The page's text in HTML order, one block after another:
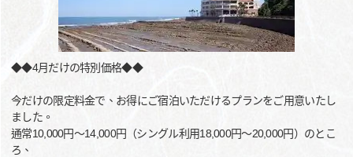
◆◆4月だけの特別価格◆◆
今だけの限定料金で、お得にご宿泊いただけるプランをご用意いたし
ました。
通常10,000円～14,000円（シングル利用18,000円～20,000円）のとこ
ろ、